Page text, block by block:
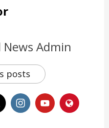
News Admin
posts